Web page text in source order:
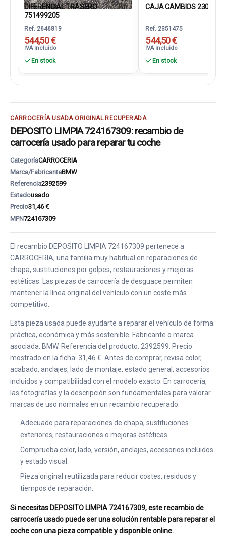
DIFERENCIAL TRASERO
751499205
Ref. 2646819
544,50 €
IVA incluido
En stock
CAJA CAMBIOS
Ref. 2351475
544,50 €
IVA incluido
En stock
CARROCERÍA USADA ORIGINAL RECUPERADA
DEPOSITO LIMPIA 724167309: recambio de
carrocería usado para reparar tu coche
CategoríaCARROCERIA
Marca/FabricanteBMW
Referencia2392599
Estadousado
Precio31,46 €
MPN724167309
El recambio DEPOSITO LIMPIA 724167309 pertenece a
CARROCERIA, una familia muy habitual en reparaciones de
chapa, sustituciones por golpes, restauraciones y mejoras
estéticas. Las piezas de carrocería de desguace permiten
mantener la línea original del vehículo con un coste más
competitivo.
Esta pieza usada puede ayudarte a reparar el vehículo de forma
práctica, económica y más sostenible. Fabricante o marca
asociada: BMW. Referencia del producto: 2392599. Precio
mostrado en la ficha: 31,46 €. Antes de comprar, revisa color,
acabado, anclajes, lado de montaje, estado general, accesorios
incluidos y compatibilidad con el modelo exacto. En carrocería,
las fotografías y la descripción son fundamentales para valorar
marcas de uso normales en un recambio recuperado.
Adecuado para reparaciones de chapa, sustituciones
exteriores, restauraciones o mejoras estéticas.
Comprueba color, lado, versión, anclajes, accesorios incluidos
y estado visual.
Pieza original reutilizada para reducir costes, residuos y
tiempos de reparación.
Si necesitas DEPOSITO LIMPIA 724167309, este recambio de
carrocería usado puede ser una solución rentable para reparar el
coche con una pieza compatible y disponible online.